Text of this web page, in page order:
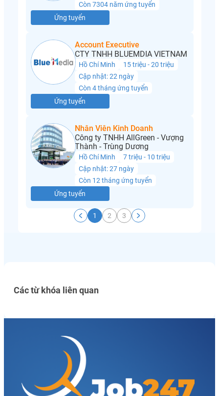
Còn 7304 năm ứng tuyển
Ứng tuyển
Account Executive
CTY TNHH BLUEMDIA VIETNAM
Hồ Chí Minh
15 triệu - 20 triệu
Cập nhật: 22 ngày
Còn 4 tháng ứng tuyển
Ứng tuyển
Nhân Viên Kinh Doanh
Công ty TNHH AllGreen - Vượng
Thành - Trùng Dương
Hồ Chí Minh
7 triệu - 10 triệu
Cập nhật: 27 ngày
Còn 12 tháng ứng tuyển
Ứng tuyển
1 2 3
Các từ khóa liên quan